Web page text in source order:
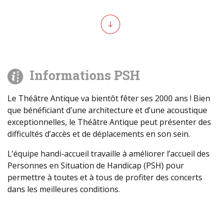
Informations PSH
Le Théâtre Antique va bientôt fêter ses 2000 ans ! Bien
que bénéficiant d’une architecture et d’une acoustique
exceptionnelles, le Théâtre Antique peut présenter des
difficultés d’accès et de déplacements en son sein.
L’équipe handi-accueil travaille à améliorer l’accueil des
Personnes en Situation de Handicap (PSH) pour
permettre à toutes et à tous de profiter des concerts
dans les meilleures conditions.